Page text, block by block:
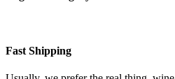
Fast Shipping